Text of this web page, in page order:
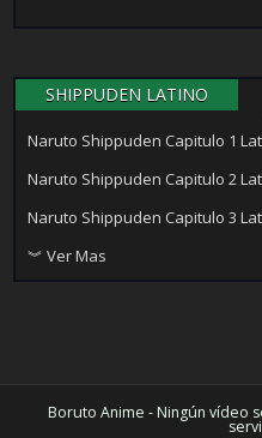
SHIPPUDEN LATINO
Naruto Shippuden Capitulo 1
Naruto Shippuden Capitulo 2
Naruto Shippuden Capitulo 3
︾ Ver Mas
Boruto Anime - Ningún vídeo